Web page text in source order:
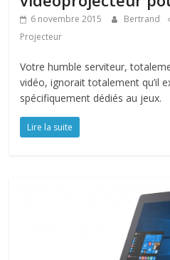
6 novembre 2015 Bertrand
Projecteur
Votre humble serviteur,
vidéo, ignorait totalement qu’il
spécifiquement dédiés au jeux.
Lire la suite